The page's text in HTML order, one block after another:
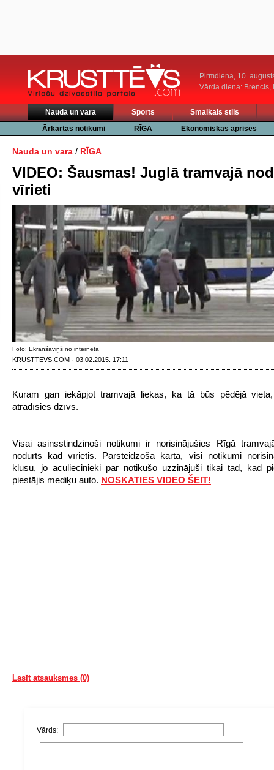
Pirmdiena, 10.
Vārda diena: Brencis,
Nauda un vara Sports
Smalkais stils
Ārkārtas notikumi
RĪGA Ekonomiskās aprises
Nauda un vara / RĪGA
VIDEO: Šausmas! Juglā tramvajā
vīrieti
Foto: Ekrānšāviņš no interneta
KRUSTTEVS.COM · 03.02.2015. 17:11
Kuram gan iekāpjot tramvajā liekas, ka tā būs pēdējā
atradīsies dzīvs.
Visai asinsstindzinoši notikumi ir norisinājušies Rīgā
nodurts kād vīrietis. Pārsteidzošā kārtā, visi notikumi
klusu, jo aculiecinieki par notikušo uzzinājuši tikai tad, kad
piestājis mediķu auto. NOSKATIES VIDEO ŠEIT!
Lasīt atsauksmes (0)
Vārds: